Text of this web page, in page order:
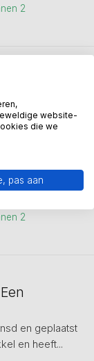
2
. Set van twee
2
en geplaatst
en heeft...
website-
die we
pas aan